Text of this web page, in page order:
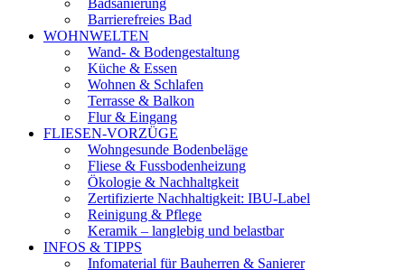
Badsanierung
Barrierefreies Bad
WOHNWELTEN
Wand- & Bodengestaltung
Küche & Essen
Wohnen & Schlafen
Terrasse & Balkon
Flur & Eingang
FLIESEN-VORZÜGE
Wohngesunde Bodenbeläge
Fliese & Fussbodenheizung
Ökologie & Nachhaltgkeit
Zertifizierte Nachhaltigkeit: IBU-Label
Reinigung & Pflege
Keramik – langlebig und belastbar
INFOS & TIPPS
Infomaterial für Bauherren & Sanierer